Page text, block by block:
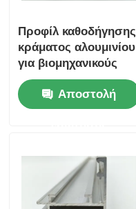
Προφίλ καθοδήγησης
κράματος αλουμινίου
για βιομηχανικούς
καυστήρες τήξης -
6063 Υπηρεσία
εκτόξευσης και κοπής
Αποστολή